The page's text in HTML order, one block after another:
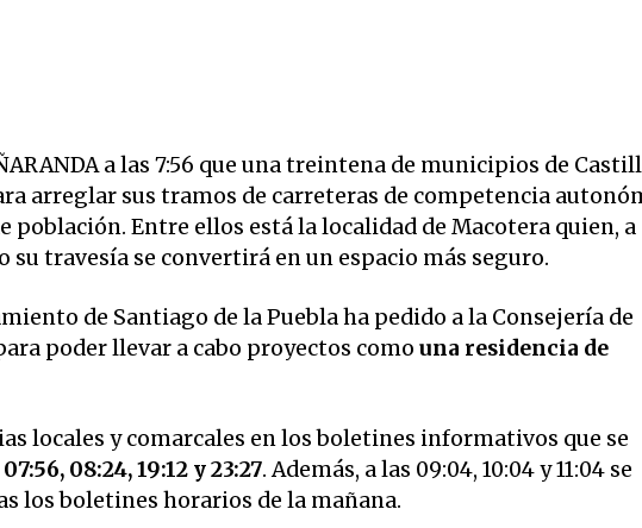
a las 7:56 que una treintena de municipios de
arreglar sus tramos de carreteras de competencia
población. Entre ellos está la localidad de Macotera quien, a
travesía se convertirá en un espacio más seguro.
de Santiago de la Puebla ha pedido a la Consejería de
poder llevar a cabo proyectos como una residencia de
locales y comarcales en los boletines informativos que se
08:24, 19:12 y 23:27. Además, a las 09:04, 10:04 y 11:04 se
los boletines horarios de la mañana.